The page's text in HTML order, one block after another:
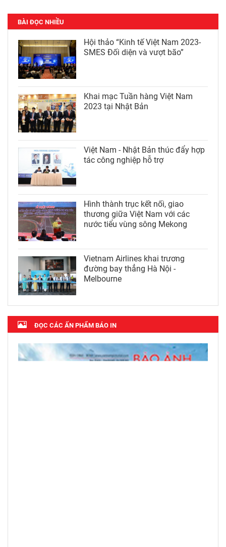
BÀI ĐỌC NHIỀU
Hội thảo “Kinh tế Việt Nam 2023-
SMES Đối diện và vượt bão”
Khai mạc Tuần hàng Việt Nam
2023 tại Nhật Bản
Việt Nam - Nhật Bản thúc đẩy hợp
tác công nghiệp hỗ trợ
Hình thành trục kết nối, giao
thương giữa Việt Nam với các
nước tiểu vùng sông Mekong
Vietnam Airlines khai trương
đường bay thẳng Hà Nội -
Melbourne
ĐỌC CÁC ẤN PHẨM BÁO IN